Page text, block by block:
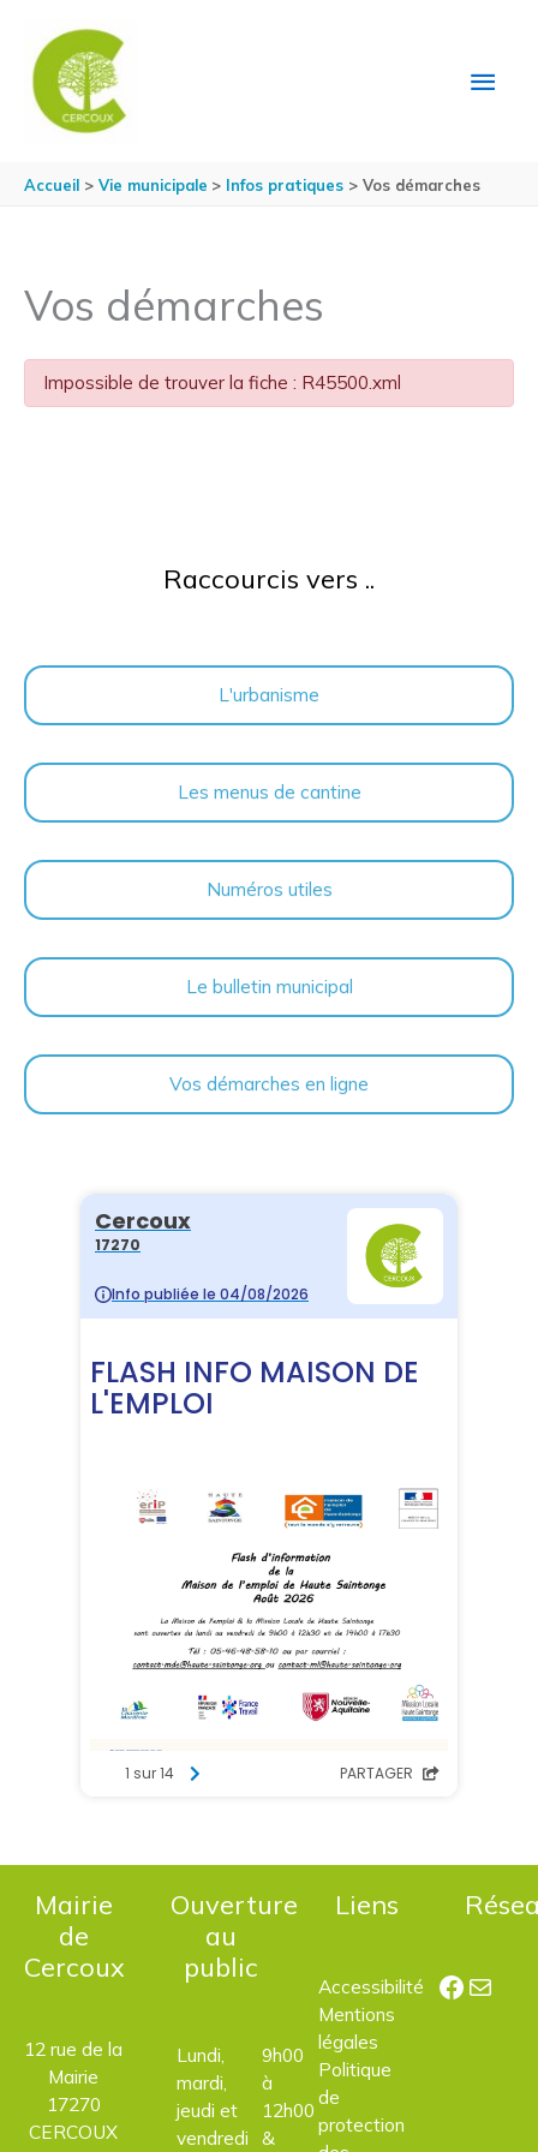
Accueil Vie municipale Infos pratiques Vos démarches
Vos démarches
Impossible de trouver la fiche : R45500.xml
Raccourcis vers ..
L'urbanisme
Les menus de cantine
Numéros utiles
Le bulletin municipal
Vos démarches en ligne
Mairie
de
Cercoux
12 rue de la
Mairie
17270
CERCOUX
Ouverture
au
public
Lundi,
mardi,
jeudi et
vendredi
9h00
à
12h00
&
Liens
Accessibilité
Mentions
légales
Politique
de
protection
E-mail